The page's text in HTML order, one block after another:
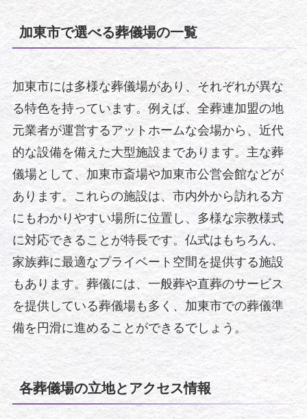
加東市で選べる葬儀場の一覧
加東市には多様な葬儀場があり、それぞれが異な
る特色を持っています。例えば、全葬連加盟の地
元業者が運営するアットホームな会場から、近代
的な設備を備えた大型施設まであります。主な葬
儀場として、加東市斎場や加東市公営会館などが
あります。これらの施設は、市内外から訪れる方
にもわかりやすい場所に位置し、多様な宗教様式
に対応できることが特長です。仏式はもちろん、
家族葬に最適なプライベート空間を提供する施設
もあります。葬儀には、一般葬や直葬のサービス
を提供している葬儀場も多く、加東市での葬儀準
備を円滑に進めることができるでしょう。
各葬儀場の立地とアクセス情報